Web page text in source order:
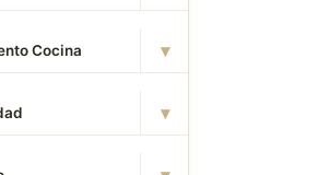
Cocina ▾
▾